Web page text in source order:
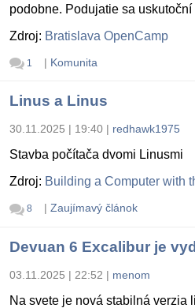
podobne. Podujatie sa
Zdroj: Bratislava OpenCamp
1 | Komunita
Linus a Linus
30.11.2025 | 19:40 | redhawk1975
Stavba počítača dvomi Linusmi
Zdroj: Building a Computer with
8 | Zaujímavý článok
Devuan 6 Excalibur je
03.11.2025 | 22:52 | menom
Na svete je nová stabilná verzia